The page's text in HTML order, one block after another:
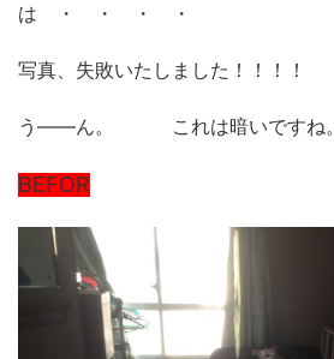
は ・ ・ ・ ・
写真、失敗いたしました！！！！
う——ん。 これは暗いですね。
BEFOR